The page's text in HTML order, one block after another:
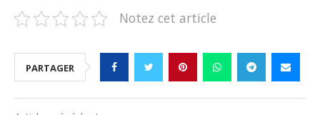
Notez cet article
PARTAGER